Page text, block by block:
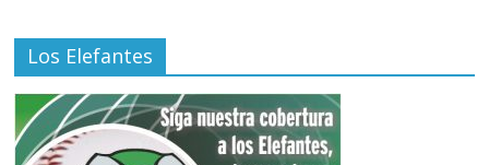
Los Elefantes